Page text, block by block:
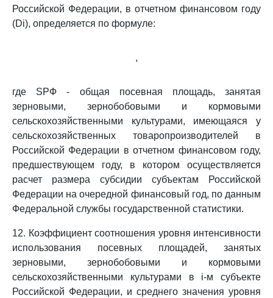
Российской Федерации, в отчетном финансовом году
(Di), определяется по формуле:
,
где SРФ - общая посевная площадь, занятая
зерновыми, зернобобовыми и кормовыми
сельскохозяйственными культурами, имеющаяся у
сельскохозяйственных товаропроизводителей в
Российской Федерации в отчетном финансовом году,
предшествующем году, в котором осуществляется
расчет размера субсидии субъектам Российской
Федерации на очередной финансовый год, по данным
Федеральной службы государственной статистики.
12. Коэффициент соотношения уровня интенсивности
использования посевных площадей, занятых
зерновыми, зернобобовыми и кормовыми
сельскохозяйственными культурами в i-м субъекте
Российской Федерации, и среднего значения уровня